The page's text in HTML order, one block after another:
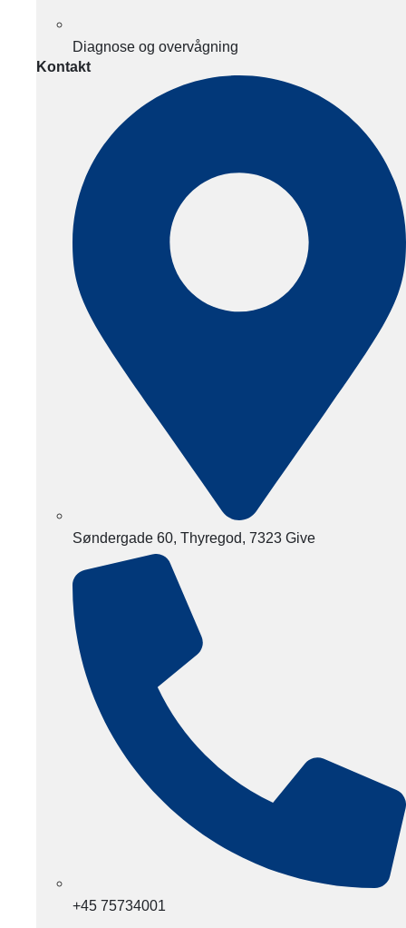
Diagnose og overvågning
Kontakt
Søndergade 60, Thyregod, 7323 Give
+45 75734001